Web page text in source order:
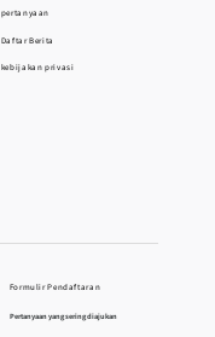
Formulir Pendaftaran
Pertanyaan yang sering diajukan
pertanyaan
Daftar Berita
kebijakan privasi